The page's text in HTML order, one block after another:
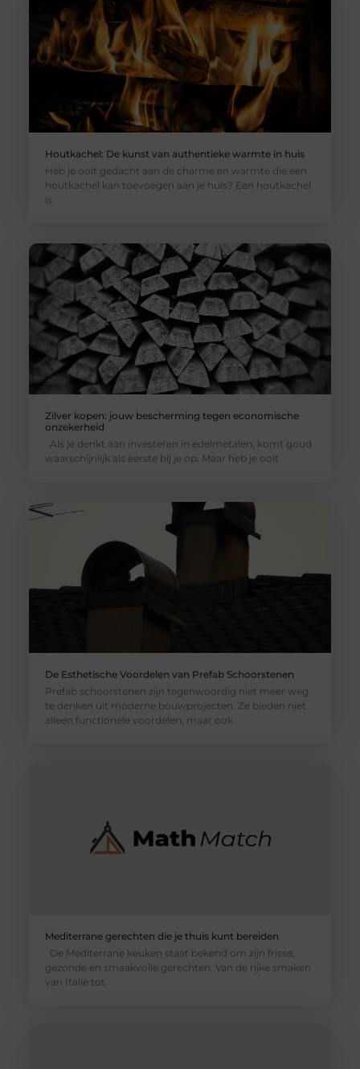
Houtkachel: De kunst van authentieke warmte in huis
Heb je ooit gedacht aan de charme en warmte die een
houtkachel kan toevoegen aan je huis? Een houtkachel
is
Zilver kopen: jouw bescherming tegen economische
onzekerheid
Als je denkt aan investeren in edelmetalen, komt goud
waarschijnlijk als eerste bij je op. Maar heb je ooit
De Esthetische Voordelen van Prefab Schoorstenen
Prefab schoorstenen zijn tegenwoordig niet meer weg
te denken uit moderne bouwprojecten. Ze bieden niet
alleen functionele voordelen, maar ook
Mediterrane gerechten die je thuis kunt bereiden
De Mediterrane keuken staat bekend om zijn frisse,
gezonde en smaakvolle gerechten. Van de rijke smaken
van Italië tot